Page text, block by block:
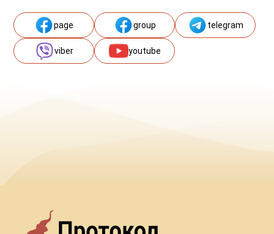
page group telegram
viber youtube